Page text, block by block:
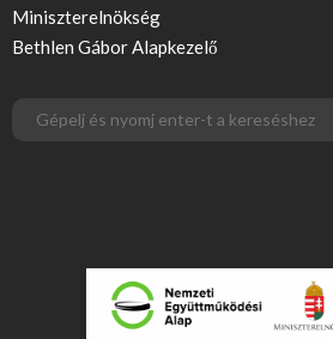
Miniszterelnökség
Bethlen Gábor Alapkezelő